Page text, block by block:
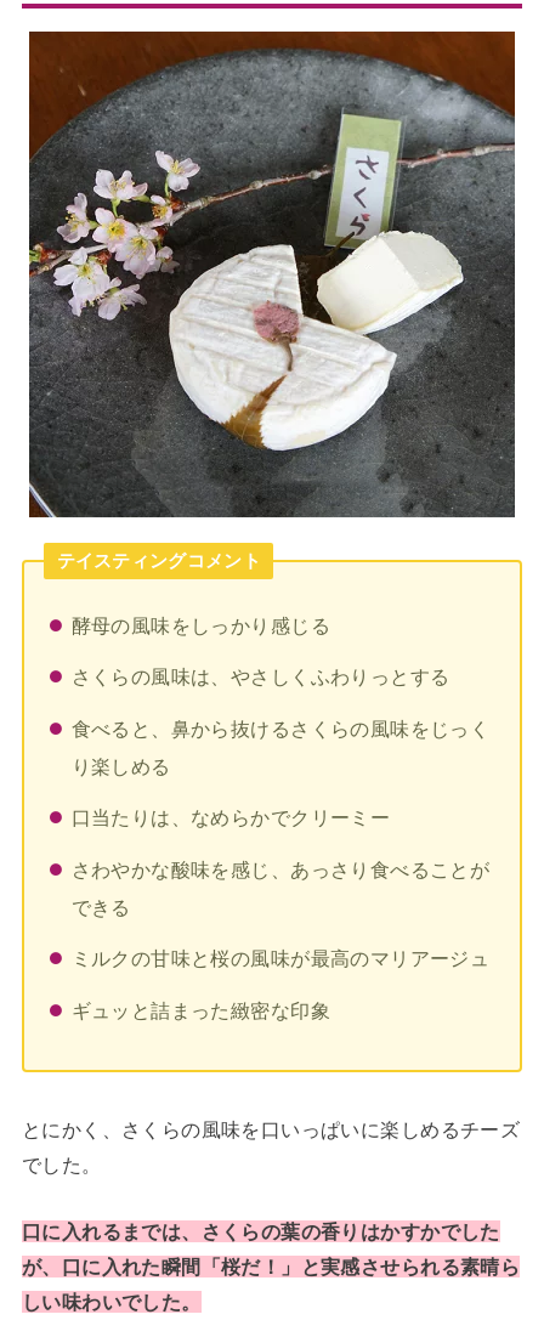
テイスティングコメント
酵母の風味をしっかり感じる
さくらの風味は、やさしくふわりっとする
食べると、鼻から抜けるさくらの風味をじっく
り楽しめる
口当たりは、なめらかでクリーミー
さわやかな酸味を感じ、あっさり食べることが
できる
ミルクの甘味と桜の風味が最高のマリアージュ
ギュッと詰まった緻密な印象
とにかく、さくらの風味を口いっぱいに楽しめるチーズ
でした。
口に入れるまでは、さくらの葉の香りはかすかでした
が、口に入れた瞬間「桜だ！」と実感させられる素晴ら
しい味わいでした。